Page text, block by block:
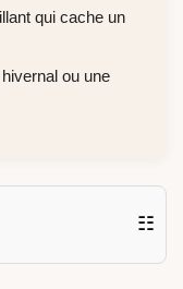
qui cache un
ou une
☷